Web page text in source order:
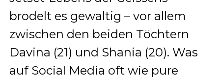
brodelt es gewaltig – vor allem
zwischen den beiden Töchtern
Davina (21) und Shania (20). Was
auf Social Media oft wie pure